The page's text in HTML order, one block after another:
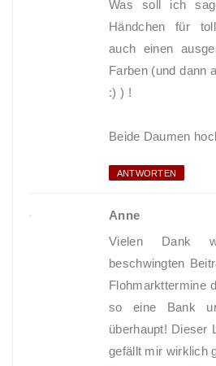
Was soll ich
Händchen für
auch einen
Farben (und dann
:) ) !
Beide Daumen
ANTWORTEN
Anne
Vielen Dank
beschwingten
Flohmarkttermine
so eine Bank
überhaupt! Dieser
gefällt mir wirklich